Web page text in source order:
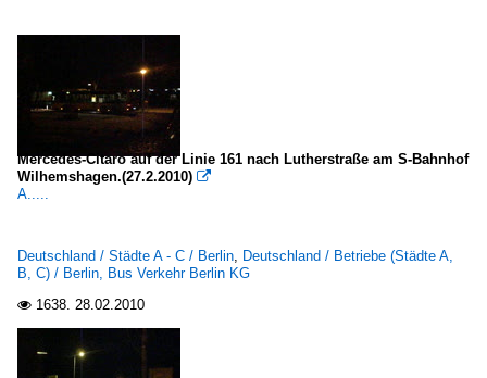
Mercedes-Citaro auf der Linie 161 nach Lutherstraße am S-Bahnhof
Wilhemshagen.(27.2.2010) 
A.....
Deutschland / Städte A - C / Berlin, Deutschland / Betriebe (Städte A,
B, C) / Berlin, Bus Verkehr Berlin KG
 1638. 28.02.2010